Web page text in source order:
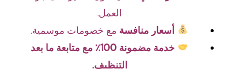
العمل.
أسعار منافسة مع خصومات موسمية.
خدمة مضمونة 100٪ مع متابعة ما بعد
التنظيف.